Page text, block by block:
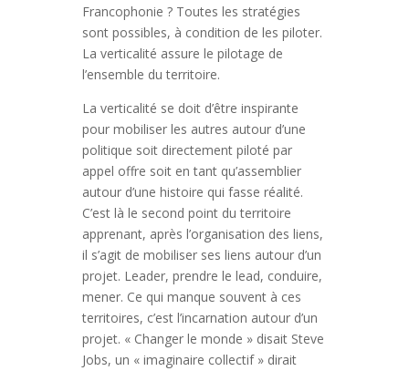
Francophonie ? Toutes les stratégies
sont possibles, à condition de les piloter.
La verticalité assure le pilotage de
l’ensemble du territoire.
La verticalité se doit d’être inspirante
pour mobiliser les autres autour d’une
politique soit directement piloté par
appel offre soit en tant qu’assemblier
autour d’une histoire qui fasse réalité.
C’est là le second point du territoire
apprenant, après l’organisation des liens,
il s’agit de mobiliser ses liens autour d’un
projet. Leader, prendre le lead, conduire,
mener. Ce qui manque souvent à ces
territoires, c’est l’incarnation autour d’un
projet. « Changer le monde » disait Steve
Jobs, un « imaginaire collectif » dirait